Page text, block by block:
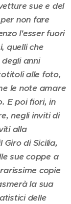
sue e del
non fare
l'esser fuori
quelli che
anni
alle foto,
le note amare
E poi fiori, in
negli inviti di
alla
di Sicilia,
sue coppe a
copie
la sua
delle